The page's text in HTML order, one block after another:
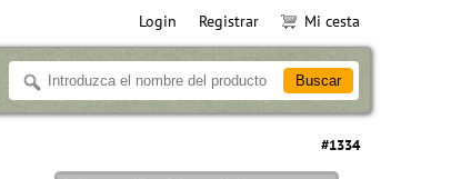
Login Registrar Mi cesta
#1334